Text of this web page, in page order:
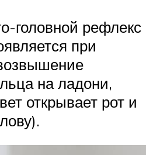
головной рефлекс
при
на ладони,
открывает рот и